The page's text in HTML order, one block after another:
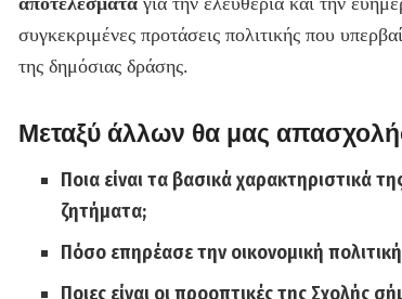
συγκεκριμένες προτάσεις πολιτικής που
της δημόσιας δράσης.
Μεταξύ άλλων θα μας
Ποια είναι τα βασικά χαρακτηριστικά
ζητήματα;
Πόσο επηρέασε την οικονομική
Ποιες είναι οι προοπτικές της Σχολής